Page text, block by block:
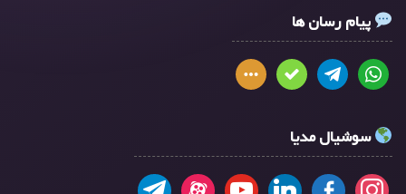
پیام رسان ها
سوشیال مدیا